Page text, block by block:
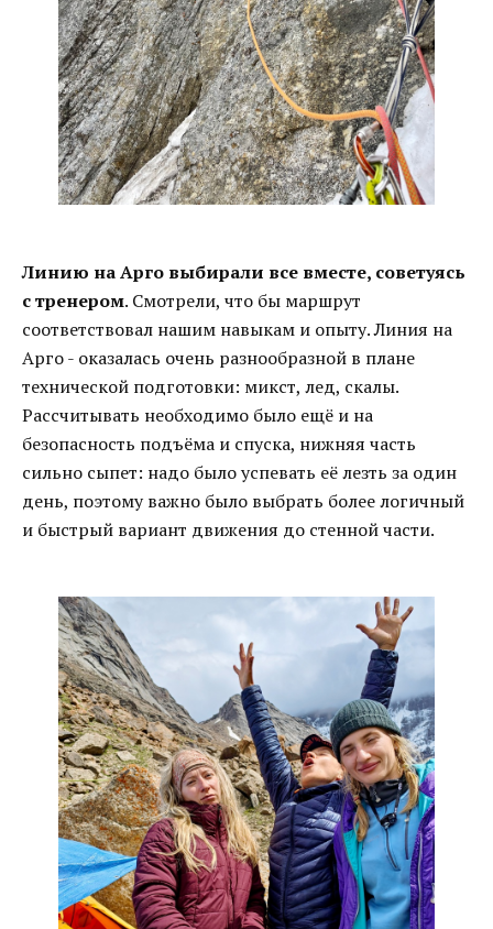
Линию на Арго выбирали все вместе, советуясь
с тренером. Смотрели, что бы маршрут
соответствовал нашим навыкам и опыту. Линия на
Арго - оказалась очень разнообразной в плане
технической подготовки: микст, лед, скалы.
Рассчитывать необходимо было ещё и на
безопасность подъёма и спуска, нижняя часть
сильно сыпет: надо было успевать её лезть за один
день, поэтому важно было выбрать более логичный
и быстрый вариант движения до стенной части.